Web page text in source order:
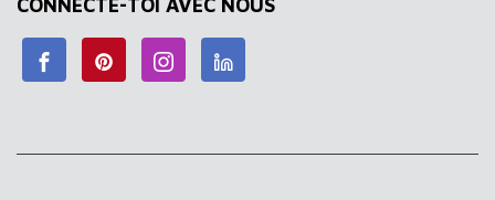
CONNECTE-TOI AVEC NOUS